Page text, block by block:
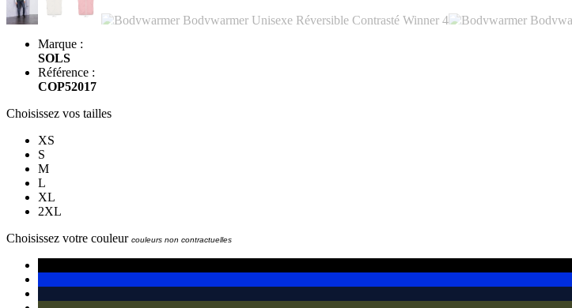
Marque :
SOLS
Référence :
COP52017
Choisissez vos tailles
XS
S
M
L
XL
2XL
Choisissez votre couleur couleurs non contractuelles